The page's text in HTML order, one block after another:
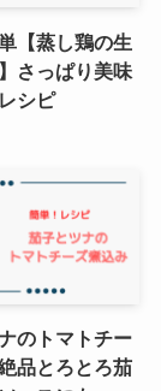
【蒸し鶏の生
さっぱり美味
シピ
のトマトチー
品とろとろ茄